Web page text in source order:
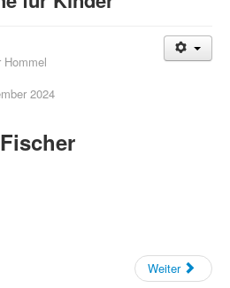
Hommel
2024
Weiter